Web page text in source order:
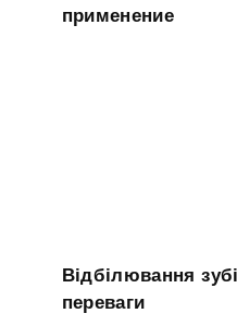
применение
Відбілювання
переваги